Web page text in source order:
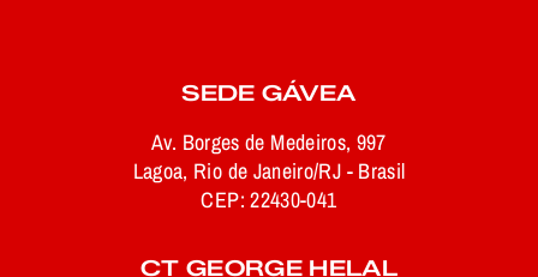
SEDE GÁVEA
Av. Borges de Medeiros, 997
Lagoa, Rio de Janeiro/RJ - Brasil
CEP: 22430-041
CT GEORGE HELAL